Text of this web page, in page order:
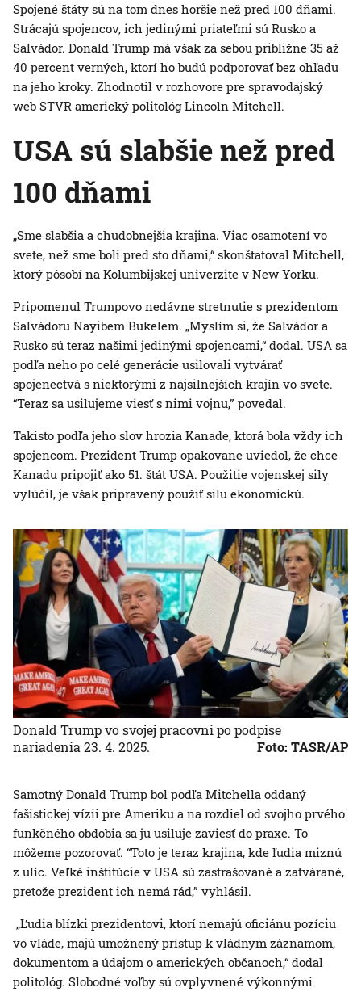
Spojené štáty sú na tom dnes horšie než pred 100 dňami.
Strácajú spojencov, ich jedinými priateľmi sú Rusko a
Salvádor. Donald Trump má však za sebou približne 35 až
40 percent verných, ktorí ho budú podporovať bez ohľadu
na jeho kroky. Zhodnotil v rozhovore pre spravodajský
web STVR americký politológ Lincoln Mitchell.
USA sú slabšie než pred
100 dňami
„Sme slabšia a chudobnejšia krajina. Viac osamotení vo
svete, než sme boli pred sto dňami,“ skonštatoval Mitchell,
ktorý pôsobí na Kolumbijskej univerzite v New Yorku.
Pripomenul Trumpovo nedávne stretnutie s prezidentom
Salvádoru Nayibem Bukelem. „Myslím si, že Salvádor a
Rusko sú teraz našimi jedinými spojencami,“ dodal. USA sa
podľa neho po celé generácie usilovali vytvárať
spojenectvá s niektorými z najsilnejších krajín vo svete.
“Teraz sa usilujeme viesť s nimi vojnu,” povedal.
Takisto podľa jeho slov hrozia Kanade, ktorá bola vždy ich
spojencom. Prezident Trump opakovane uviedol, že chce
Kanadu pripojiť ako 51. štát USA. Použitie vojenskej sily
vylúčil, je však pripravený použiť silu ekonomickú.
Donald Trump vo svojej pracovni po podpise
nariadenia 23. 4. 2025.
Foto: TASR/AP
Samotný Donald Trump bol podľa Mitchella oddaný
fašistickej vízii pre Ameriku a na rozdiel od svojho prvého
funkčného obdobia sa ju usiluje zaviesť do praxe. To
môžeme pozorovať. “Toto je teraz krajina, kde ľudia miznú
z ulíc. Veľké inštitúcie v USA sú zastrašované a zatvárané,
pretože prezident ich nemá rád,” vyhlásil.
„Ľudia blízki prezidentovi, ktorí nemajú oficiánu pozíciu
vo vláde, majú umožnený prístup k vládnym záznamom,
dokumentom a údajom o amerických občanoch,“ dodal
politológ. Slobodné voľby sú ovplyvnené výkonnými